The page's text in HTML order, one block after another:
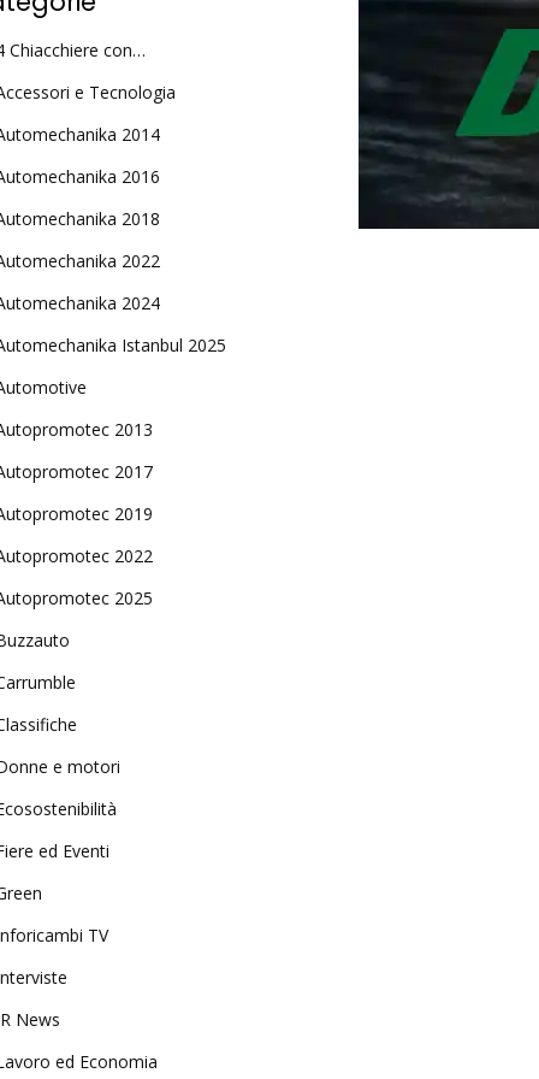
Chiacchiere con…
e Tecnologia
2014
2016
2018
2022
2024
Istanbul 2025
2013
2017
2019
2022
2025
e motori
ed Eventi
TV
News
ed Economia